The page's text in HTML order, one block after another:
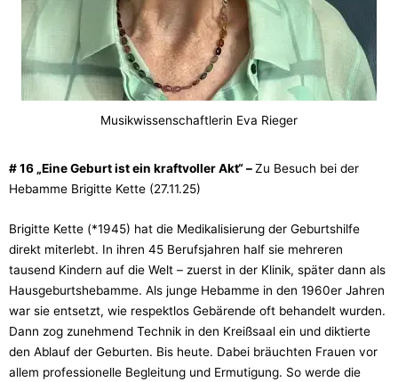
Musikwissenschaftlerin Eva Rieger
# 16 „Eine Geburt ist ein kraftvoller Akt“ –Zu Besuch bei der
Hebamme Brigitte Kette (27.11.25)
Brigitte Kette (*1945) hat die Medikalisierung der Geburtshilfe
direkt miterlebt. In ihren 45 Berufsjahren half sie mehreren
tausend Kindern auf die Welt – zuerst in der Klinik, später dann als
Hausgeburtshebamme. Als junge Hebamme in den 1960er Jahren
war sie entsetzt, wie respektlos Gebärende oft behandelt wurden.
Dann zog zunehmend Technik in den Kreißsaal ein und diktierte
den Ablauf der Geburten. Bis heute. Dabei bräuchten Frauen vor
allem professionelle Begleitung und Ermutigung. So werde die